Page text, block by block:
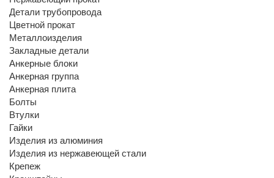
Детали трубопровода
Цветной прокат
Металлоизделия
Закладные детали
Анкерные блоки
Анкерная группа
Анкерная плита
Болты
Втулки
Гайки
Изделия из алюминия
Изделия из нержавеющей стали
Крепеж